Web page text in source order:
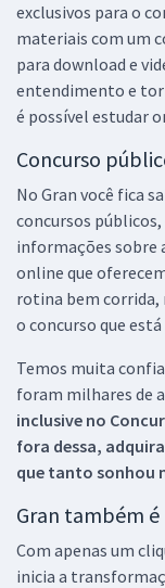
exclusivos para o
materiais com um
para download e
entendimento e
é possível estudar
Concurso
No Gran você fica
concursos
informações sobre
online que
rotina bem corrida,
o concurso que
Temos muita
foram milhares de
inclusive no
fora dessa,
que tanto sonhou
Gran também
Com apenas um
inicia a